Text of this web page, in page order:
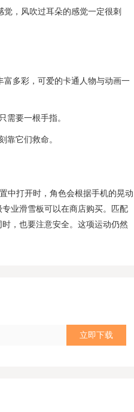
，风吹过耳朵的感觉一定很刺
多彩，可爱的卡通人物与动画一
需要一根手指。
靠它们救命。
中打开时，角色会根据手机的晃动
业滑雪板可以在商店购买。匹配
，也要注意安全。这项运动仍然
立即下载